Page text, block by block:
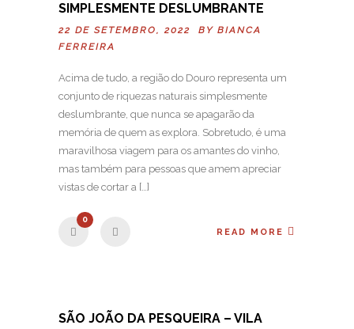
SIMPLESMENTE DESLUMBRANTE
22 DE SETEMBRO, 2022 BY BIANCA
FERREIRA
Acima de tudo, a região do Douro representa um
conjunto de riquezas naturais simplesmente
deslumbrante, que nunca se apagarão da
memória de quem as explora. Sobretudo, é uma
maravilhosa viagem para os amantes do vinho,
mas também para pessoas que amem apreciar
vistas de cortar a […]
0
READ MORE
SÃO JOÃO DA PESQUEIRA – VILA